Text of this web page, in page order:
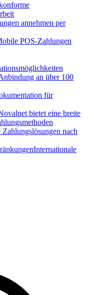
annehmen per
POS-Zahlungen
an über 100
für
bietet eine breite
nach
Internationale